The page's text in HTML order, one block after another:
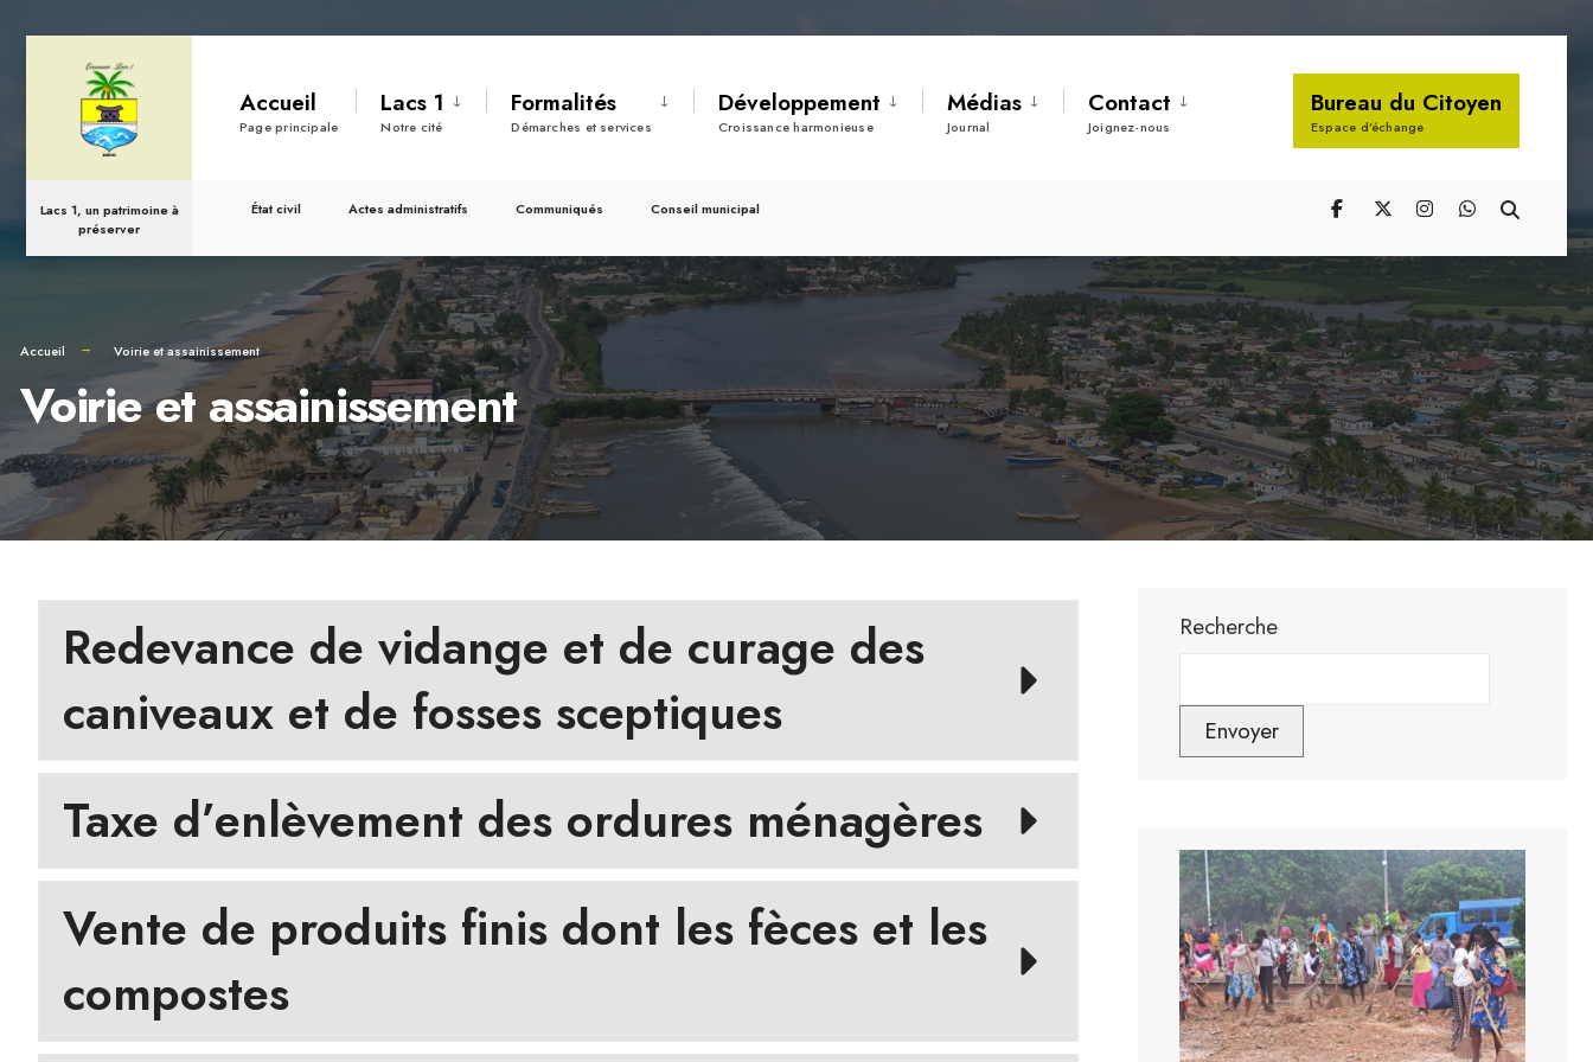
Accueil
Page principale
Lacs 1
Notre cité
Formalités
Démarches et services
Développement
Croissance harmonieuse
Médias
Journal
Contact
Joignez-nous
Bureau du Citoyen
Espace d’échange
Lacs 1, un patrimoine à
préserver
État civil Actes administratifs Communiqués Conseil municipal
Accueil Voirie et assainissement
Voirie et assainissement
Redevance de vidange et de curage des
caniveaux et de fosses sceptiques
Taxe d’enlèvement des ordures ménagères
Vente de produits finis dont les fèces et les
compostes
Recherche
Envoyer